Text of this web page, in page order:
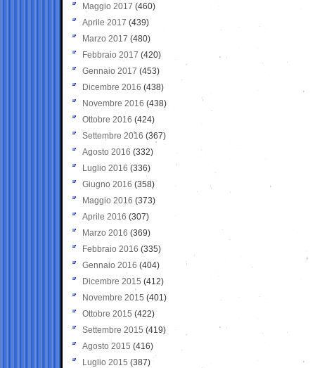
Maggio 2017 (460)
Aprile 2017 (439)
Marzo 2017 (480)
Febbraio 2017 (420)
Gennaio 2017 (453)
Dicembre 2016 (438)
Novembre 2016 (438)
Ottobre 2016 (424)
Settembre 2016 (367)
Agosto 2016 (332)
Luglio 2016 (336)
Giugno 2016 (358)
Maggio 2016 (373)
Aprile 2016 (307)
Marzo 2016 (369)
Febbraio 2016 (335)
Gennaio 2016 (404)
Dicembre 2015 (412)
Novembre 2015 (401)
Ottobre 2015 (422)
Settembre 2015 (419)
Agosto 2015 (416)
Luglio 2015 (387)